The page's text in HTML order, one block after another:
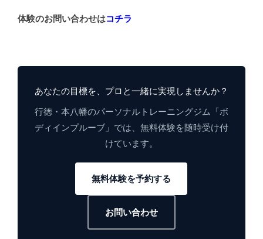
体験のお問い合わせはコチラ
あなたの目標を、プロと一緒に実現しませんか？
行徳・本八幡のパーソナルトレーニングジム「ボ
ディインプルーブ」では、無料体験を随時受け付
けています。
無料体験を予約する
お問い合わせ